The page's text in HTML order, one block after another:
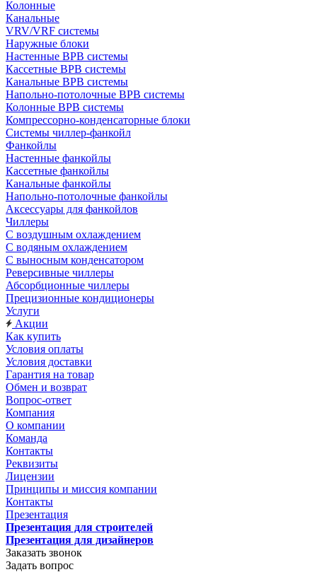
Колонные
Канальные
VRV/VRF системы
Наружные блоки
Настенные ВРВ системы
Кассетные ВРВ системы
Канальные ВРВ системы
Напольно-потолочные ВРВ системы
Колонные ВРВ системы
Компрессорно-конденсаторные блоки
Системы чиллер-фанкойл
Фанкойлы
Настенные фанкойлы
Кассетные фанкойлы
Канальные фанкойлы
Напольно-потолочные фанкойлы
Аксессуары для фанкойлов
Чиллеры
С воздушным охлаждением
С водяным охлаждением
С выносным конденсатором
Реверсивные чиллеры
Абсорбционные чиллеры
Прецизионные кондиционеры
Услуги
Акции
Как купить
Условия оплаты
Условия доставки
Гарантия на товар
Обмен и возврат
Вопрос-ответ
Компания
О компании
Команда
Контакты
Реквизиты
Лицензии
Принципы и миссия компании
Контакты
Презентация
Презентация для строителей
Презентация для дизайнеров
Заказать звонок
Задать вопрос